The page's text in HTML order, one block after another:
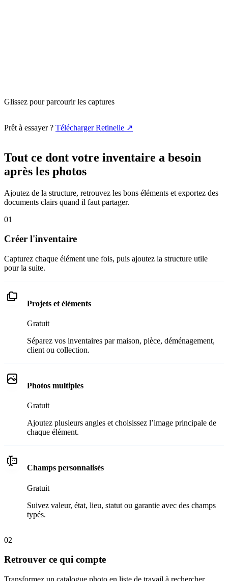
Glissez pour parcourir les captures
Prêt à essayer ? Télécharger Retinelle ↗
Tout ce dont votre inventaire a besoin
après les photos
Ajoutez de la structure, retrouvez les bons éléments et exportez des
documents clairs quand il faut partager.
01
Créer l'inventaire
Capturez chaque élément une fois, puis ajoutez la structure utile
pour la suite.
Projets et éléments
Gratuit
Séparez vos inventaires par maison, pièce, déménagement,
client ou collection.
Photos multiples
Gratuit
Ajoutez plusieurs angles et choisissez l’image principale de
chaque élément.
Champs personnalisés
Gratuit
Suivez valeur, état, lieu, statut ou garantie avec des champs
typés.
02
Retrouver ce qui compte
Transformez un catalogue photo en liste de travail à rechercher,